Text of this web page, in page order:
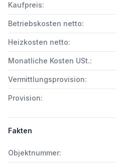
Kaufpreis:
Betriebskosten netto:
Heizkosten netto:
Monatliche Kosten USt.:
Vermittlungsprovision:
Provision:
Fakten
Objektnummer: